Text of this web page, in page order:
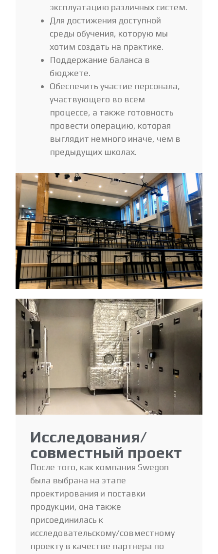
эксплуатацию различных систем.
Для достижения доступной
среды обучения, которую мы
хотим создать на практике.
Поддержание баланса в
бюджете.
Обеспечить участие персонала,
участвующего во всем
процессе, а также готовность
провести операцию, которая
выглядит немного иначе, чем в
предыдущих школах.
Исследования/
совместный проект
После того, как компания Swegon
была выбрана на этапе
проектирования и поставки
продукции, она также
присоединилась к
исследовательскому/совместному
проекту в качестве партнера по